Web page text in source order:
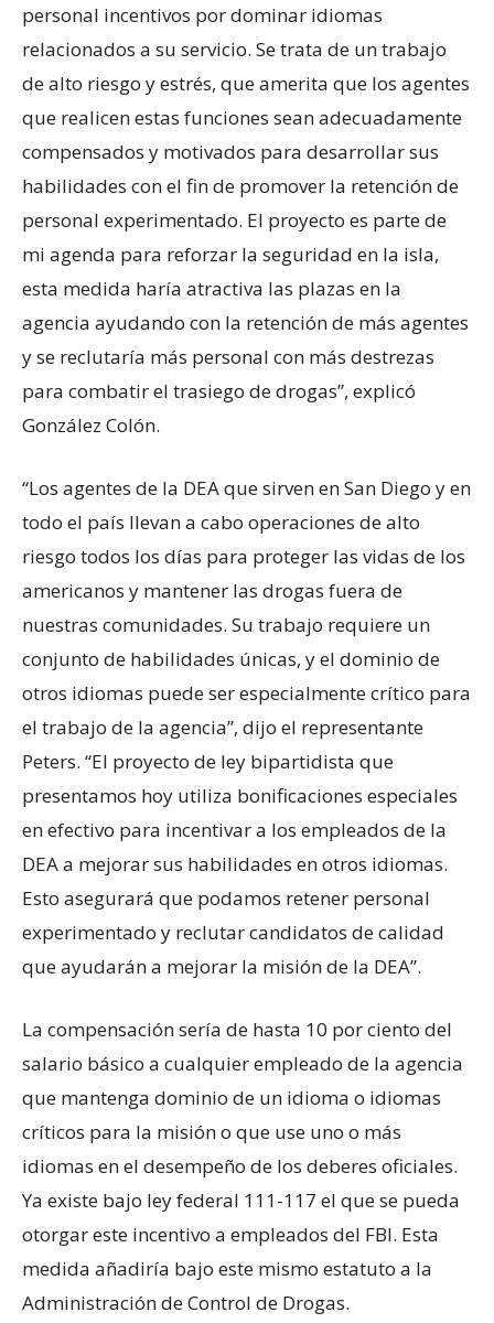
personal incentivos por dominar idiomas
relacionados a su servicio. Se trata de un trabajo
de alto riesgo y estrés, que amerita que los agentes
que realicen estas funciones sean adecuadamente
compensados y motivados para desarrollar sus
habilidades con el fin de promover la retención de
personal experimentado. El proyecto es parte de
mi agenda para reforzar la seguridad en la isla,
esta medida haría atractiva las plazas en la
agencia ayudando con la retención de más agentes
y se reclutaría más personal con más destrezas
para combatir el trasiego de drogas”, explicó
González Colón.
“Los agentes de la DEA que sirven en San Diego y en
todo el país llevan a cabo operaciones de alto
riesgo todos los días para proteger las vidas de los
americanos y mantener las drogas fuera de
nuestras comunidades. Su trabajo requiere un
conjunto de habilidades únicas, y el dominio de
otros idiomas puede ser especialmente crítico para
el trabajo de la agencia”, dijo el representante
Peters. “El proyecto de ley bipartidista que
presentamos hoy utiliza bonificaciones especiales
en efectivo para incentivar a los empleados de la
DEA a mejorar sus habilidades en otros idiomas.
Esto asegurará que podamos retener personal
experimentado y reclutar candidatos de calidad
que ayudarán a mejorar la misión de la DEA”.
La compensación sería de hasta 10 por ciento del
salario básico a cualquier empleado de la agencia
que mantenga dominio de un idioma o idiomas
críticos para la misión o que use uno o más
idiomas en el desempeño de los deberes oficiales.
Ya existe bajo ley federal 111-117 el que se pueda
otorgar este incentivo a empleados del FBI. Esta
medida añadiría bajo este mismo estatuto a la
Administración de Control de Drogas.